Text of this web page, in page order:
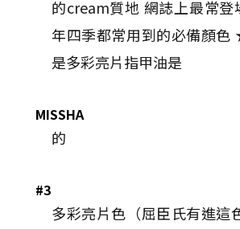
的cream質地 網誌上最常
年四季都常用到的必備顏色
是多彩亮片指甲油是
MISSHA
的
#3
多彩亮片色（屈臣氏有進這